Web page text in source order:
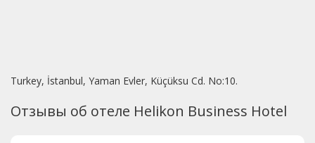
Turkey, İstanbul, Yaman Evler, Küçüksu Cd. No:10.
Отзывы об отеле Helikon Business Hotel